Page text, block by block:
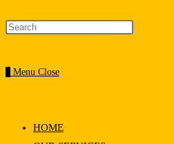
Menu Close
HOME